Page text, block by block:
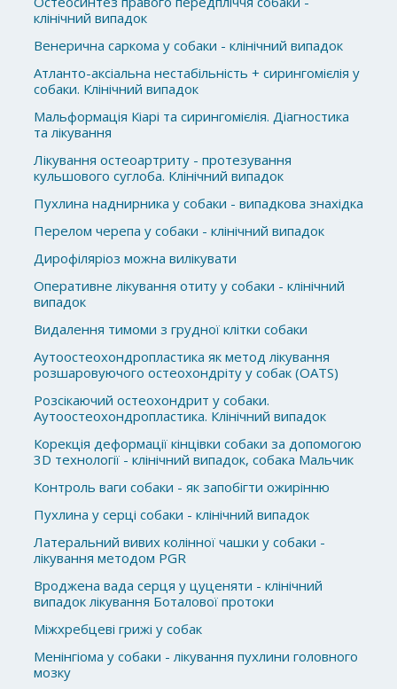
клінічний випадок
Венерична саркома у собаки - клінічний випадок
Атланто-аксіальна нестабільність + сирингомієлія у
собаки. Клінічний випадок
Мальформація Кіарі та сирингомієлія. Діагностика
та лікування
Лікування остеоартриту - протезування
кульшового суглоба. Клінічний випадок
Пухлина наднирника у собаки - випадкова знахідка
Перелом черепа у собаки - клінічний випадок
Дирофіляріоз можна вилікувати
Оперативне лікування отиту у собаки - клінічний
випадок
Видалення тимоми з грудної клітки собаки
Аутоостеохондропластика як метод лікування
розшаровуючого остеохондріту у собак (OATS)
Розсікаючий остеохондрит у собаки.
Аутоостеохондропластика. Клінічний випадок
Корекція деформації кінцівки собаки за допомогою
3D технології - клінічний випадок, собака Мальчик
Контроль ваги собаки - як запобігти ожирінню
Пухлина у серці собаки - клінічний випадок
Латеральний вивих колінної чашки у собаки -
лікування методом PGR
Вроджена вада серця у цуценяти - клінічний
випадок лікування Боталової протоки
Міжхребцеві грижі у собак
Менінгіома у собаки - лікування пухлини головного
мозку